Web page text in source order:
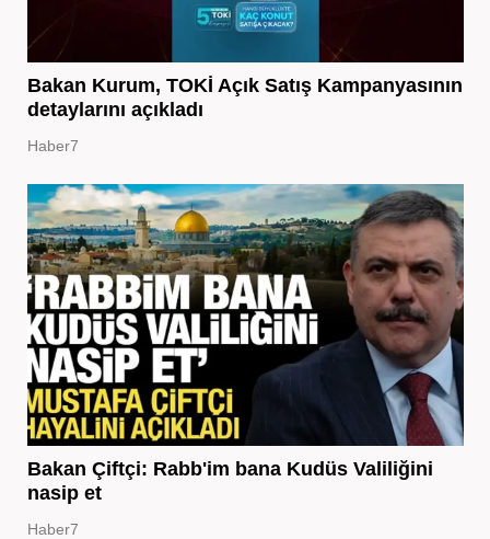
Bakan Kurum, TOKİ Açık Satış Kampanyasının
detaylarını açıkladı
Haber7
Bakan Çiftçi: Rabb'im bana Kudüs Valiliğini
nasip et
Haber7